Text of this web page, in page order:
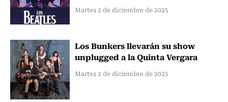
Martes 2 de diciembre de 2025
Los Bunkers llevarán su show
unplugged a la Quinta Vergara
Martes 2 de diciembre de 2025